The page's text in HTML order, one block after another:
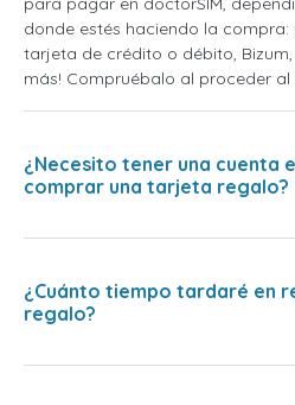
donde estés haciendo la compra:
tarjeta de crédito o débito,
más! Compruébalo al proceder al
¿Necesito tener una cuenta
comprar una tarjeta regalo?
¿Cuánto tiempo tardaré en
regalo?